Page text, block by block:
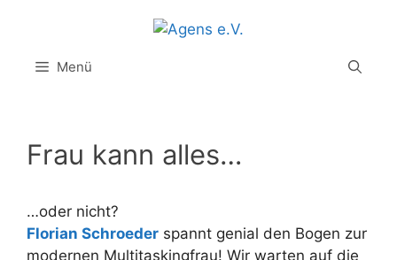
Menü
Frau kann alles…
…oder nicht?
Florian Schroeder spannt genial den Bogen zur
modernen Multitaskingfrau! Wir warten auf die